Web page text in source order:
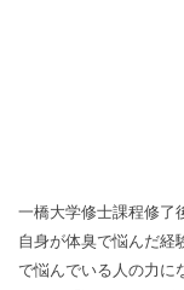
一橋大学修士課程修了
自身が体臭で悩んだ経
で悩んでいる人の力に